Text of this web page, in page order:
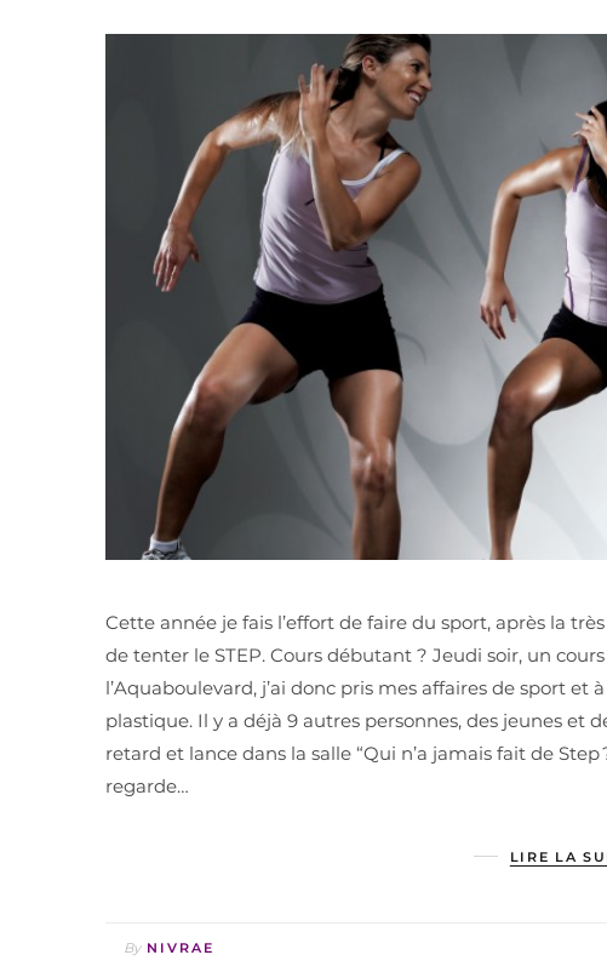
Cette année je fais l’effort de faire du sport, après la
de tenter le STEP. Cours débutant ? Jeudi soir, un
l’Aquaboulevard, j’ai donc pris mes affaires de sport et
plastique. Il y a déjà 9 autres personnes, des jeunes et
retard et lance dans la salle “Qui n’a jamais fait de
regarde…
LIRE LA
By NIVRAE